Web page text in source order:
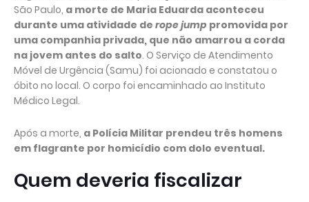
São Paulo, a morte de Maria Eduarda aconteceu
durante uma atividade de rope jump promovida por
uma companhia privada, que não amarrou a corda
na jovem antes do salto. O Serviço de Atendimento
Móvel de Urgência (Samu) foi acionado e constatou o
óbito no local. O corpo foi encaminhado ao Instituto
Médico Legal.
Após a morte, a Polícia Militar prendeu três homens
em flagrante por homicídio com dolo eventual.
Quem deveria fiscalizar